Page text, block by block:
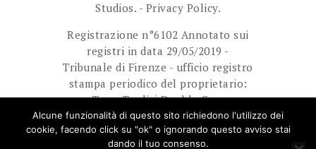
Studios. - Privacy Policy.
Registrazione n°6102 Annotato sui
registri in data 29/05/2019 -
Tribunale di Firenze - ufficio registro
stampa periodico del proprietario:
Team Tredici Double Cam
Ass.Sport.Dilett. Direttore
responsabile: Giuliani Paolo.
Alcune funzionalità di questo sito richiedono l'utilizzo dei
cookie, facendo click su "ok" o ignorando questo avviso stai
dando il tuo consenso.